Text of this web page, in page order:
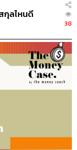
กุลไหนดี
38